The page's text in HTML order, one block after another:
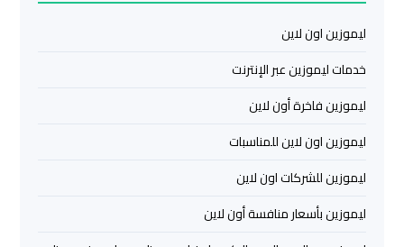
ليموزين اون لاين
خدمات ليموزين عبر الإنترنت
ليموزين فاخرة أون لاين
ليموزين اون لاين للمناسبات
ليموزين للشركات اون لاين
ليموزين بأسعار منافسة أون لاين
ليموزين
الغردقة
ليموزين